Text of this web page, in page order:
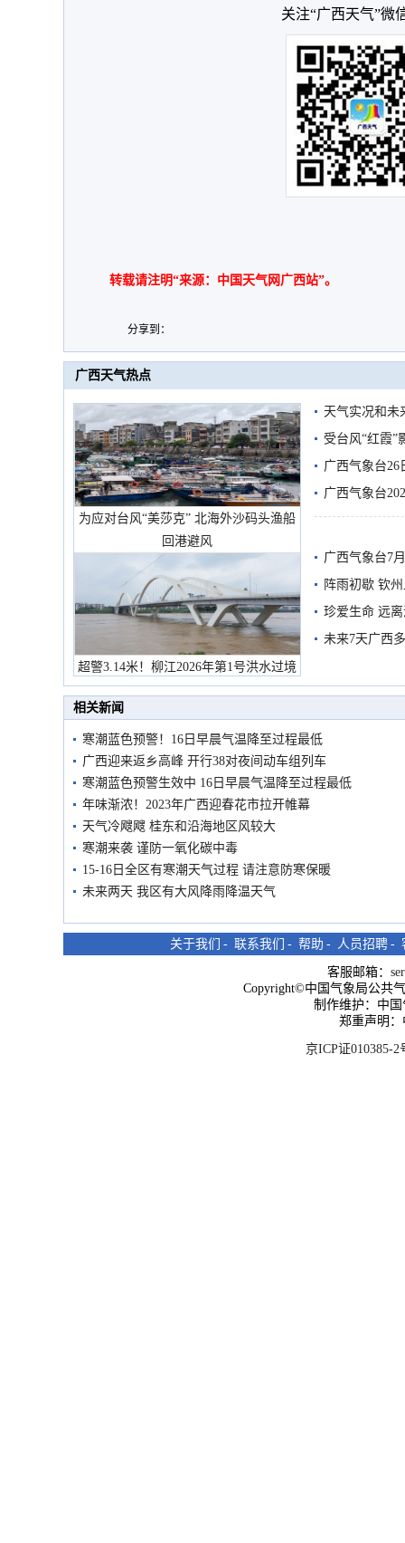
关注“广西天气”微
转载请注明“来源：中国天气网广西站”。
分享到：
广西天气热点
为应对台风“美莎克” 北海外沙码头渔船
回港避风
超警3.14米！柳江2026年第1号洪水过境
市民在堤岸见证汛况
天气实况和未
受台风“红霞”
有较强降雨
广西气象台26
广西气象台
预警
广西气象台7
阵雨初歇 钦
珍爱生命 远
未来7天广西
相关新闻
寒潮蓝色预警！16日早晨气温降至过程最低
广西迎来返乡高峰 开行38对夜间动车组列车
寒潮蓝色预警生效中 16日早晨气温降至过程最低
年味渐浓！2023年广西迎春花市拉开帷幕
天气冷飕飕 桂东和沿海地区风较大
寒潮来袭 谨防一氧化碳中毒
15-16日全区有寒潮天气过程 请注意防寒保暖
未来两天 我区有大风降雨降温天气
关于我们 - 联系我们 - 帮助 - 人员招聘 -
客服邮箱：
Copyright©中国气象局公共
制作维护：中
郑重声明
京ICP证010385-2